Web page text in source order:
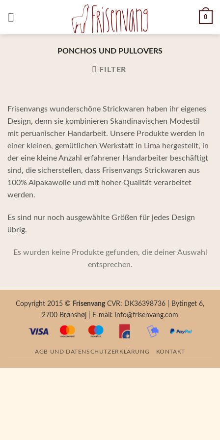
0
PONCHOS UND PULLOVERS
FILTER
Frisenvangs wunderschöne Strickwaren haben ihr eigenes
Design, denn sie kombinieren Skandinavischen Modestil
mit peruanischer Handarbeit. Unsere Produkte werden in
einer kleinen, gemütlichen Werkstatt in Lima hergestellt, in
der eine kleine Anzahl erfahrener Handarbeiter beschäftigt
sind, die sicherstellen, dass Frisenvangs Strickwaren aus
100% Alpakawolle und mit hoher Qualität verarbeitet
werden.
Es sind nur noch ausgewählte Größen für jedes Design
übrig.
Es wurden keine Produkte gefunden, die deiner Auswahl
entsprechen.
Copyright 2015 © FrisenvangCVR: DK36398736 | Bytinget 6,
2700 Brønshøj | E-mail: info@frisenvang.com
AGB UND DATENSCHUTZERKLÄRUNG KONTAKT